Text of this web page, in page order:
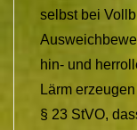
selbst bei
hin- und
Lärm
§ 23 StVO,